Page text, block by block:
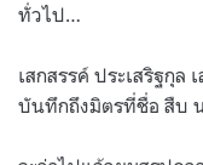
ทั่วไป…
เสกสรรค์ ประเสริฐกุ
บันทึกถึงมิตรที่ชื่อ สืบ